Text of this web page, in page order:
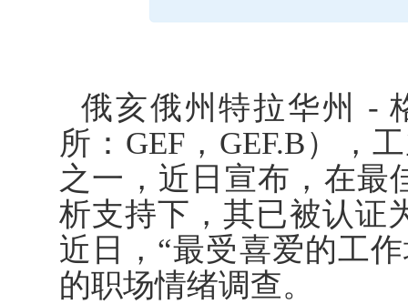
俄亥俄州特拉华州 -
所：GEF，GEF.B），
之一，近日宣布，在最
析支持下，其已被认证
近日，“最受喜爱的工
的职场情绪调查。